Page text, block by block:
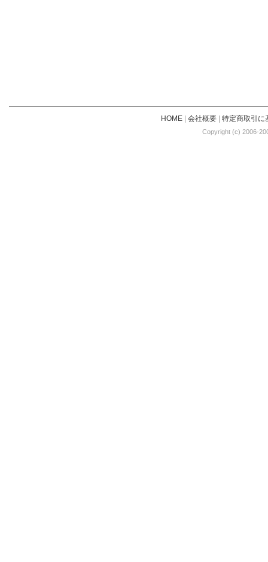
HOME| 会社概要| 特定商取引に
Copyright (c) 2006-